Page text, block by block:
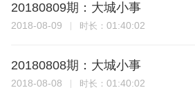
20180809期：大城小事
2018-08-09 时长： 01:40:02
20180808期：大城小事
2018-08-08 时长： 01:40:02